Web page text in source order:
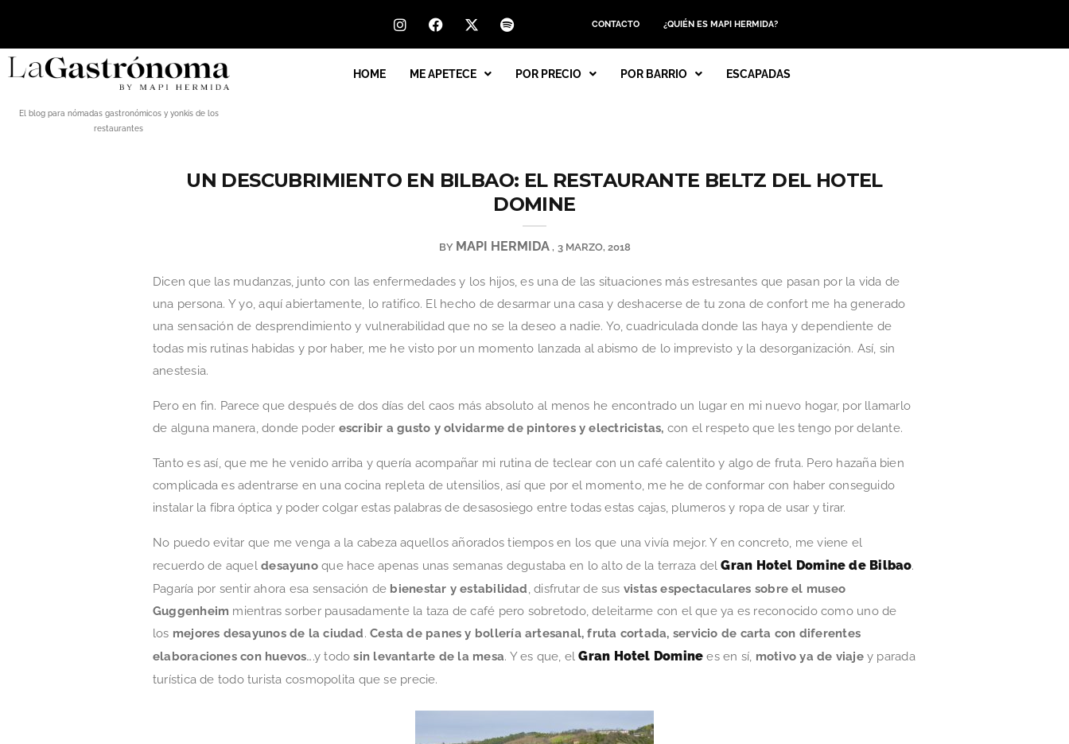
CONTACTO ¿QUIÉN ES MAPI HERMIDA?
El blog para nómadas gastronómicos y yonkis de los
restaurantes
HOME ME APETECE POR PRECIO POR BARRIO ESCAPADAS
UN DESCUBRIMIENTO EN BILBAO: EL RESTAURANTE BELTZ DEL HOTEL
DOMINE
BY MAPI HERMIDA 3 MARZO, 2018
Dicen que las mudanzas, junto con las enfermedades y los hijos, es una de las situaciones más estresantes que pasan por la vida de
una persona. Y yo, aquí abiertamente, lo ratifico. El hecho de desarmar una casa y deshacerse de tu zona de confort me ha generado
una sensación de desprendimiento y vulnerabilidad que no se la deseo a nadie. Yo, cuadriculada donde las haya y dependiente de
todas mis rutinas habidas y por haber, me he visto por un momento lanzada al abismo de lo imprevisto y la desorganización. Así, sin
anestesia.
Pero en fin. Parece que después de dos días del caos más absoluto al menos he encontrado un lugar en mi nuevo hogar, por llamarlo
de alguna manera, donde poder escribir a gusto y olvidarme de pintores y electricistas, con el respeto que les tengo por delante.
Tanto es así, que me he venido arriba y quería acompañar mi rutina de teclear con un café calentito y algo de fruta. Pero hazaña bien
complicada es adentrarse en una cocina repleta de utensilios, así que por el momento, me he de conformar con haber conseguido
instalar la fibra óptica y poder colgar estas palabras de desasosiego entre todas estas cajas, plumeros y ropa de usar y tirar.
No puedo evitar que me venga a la cabeza aquellos añorados tiempos en los que una vivía mejor. Y en concreto, me viene el
recuerdo de aqueldesayunoque hace apenas unas semanas degustaba en lo alto de la terraza delGran Hotel Domine de Bilbao.
Pagaría por sentir ahora esa sensación de bienestar y estabilidad, disfrutar de sus vistas espectaculares sobre el museo
Guggenheim mientras sorber pausadamente la taza de café pero sobretodo, deleitarme con el que ya es reconocido como uno de
los mejores desayunos de la ciudad.Cesta de panes y bollería artesanal, fruta cortada, servicio de carta con diferentes
elaboraciones con huevos….y todosin levantarte de la mesa. Y es que, elGran Hotel Domine es en sí, motivo ya de viajey parada
turística de todo turista cosmopolita que se precie.